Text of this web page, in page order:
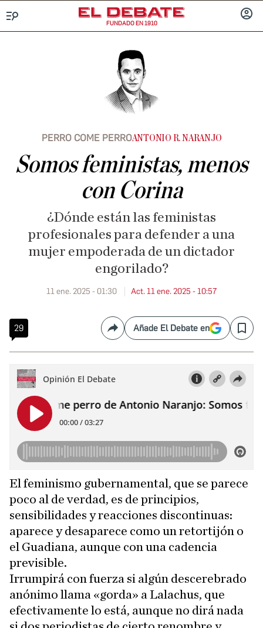
FUNDADO EN 1910
PERRO COME PERROANTONIO R. NARANJO
Somos feministas, menos
con Corina
¿Dónde están las feministas
profesionales para defender a una
mujer empoderada de un dictador
engorilado?
11 ene. 2025 - 01:30 Act. 11 ene. 2025 - 10:57
29 CompartirAñade El Debate en Save
El feminismo gubernamental, que se parece
poco al de verdad, es de principios,
sensibilidades y reacciones discontinuas:
aparece y desaparece como un retortijón o
el Guadiana, aunque con una cadencia
previsible.
Irrumpirá con fuerza si algún descerebrado
anónimo llama «gorda» a Lalachus, que
efectivamente lo está, aunque no dirá nada